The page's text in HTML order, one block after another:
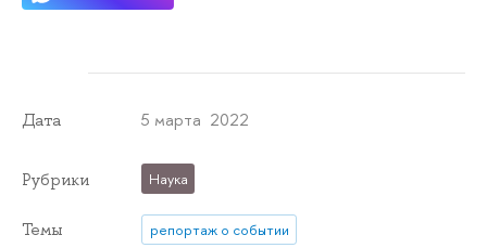
Дата 5 марта 2022
Рубрики Наука
Темы репортаж о событии